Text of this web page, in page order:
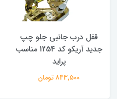
قفل درب جانبی جلو چپ
جدید آریکو کد 1254 مناسب
پراید
843,500 تومان